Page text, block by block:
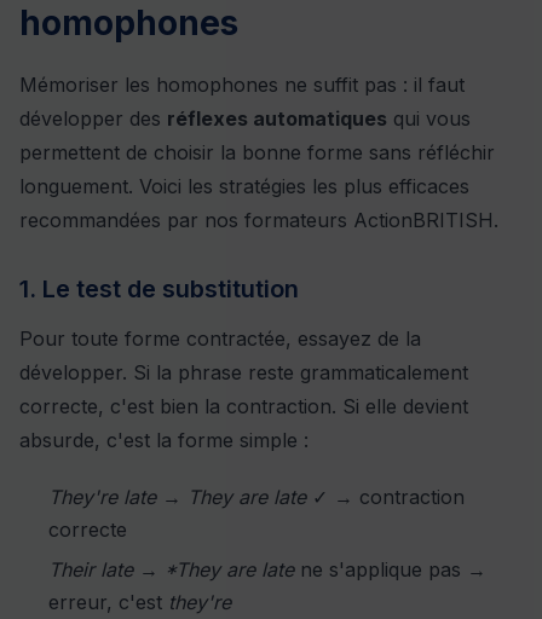
homophones
Mémoriser les homophones ne suffit pas : il faut
développer des réflexes automatiques qui vous
permettent de choisir la bonne forme sans réfléchir
longuement. Voici les stratégies les plus efficaces
recommandées par nos formateurs ActionBRITISH.
1. Le test de substitution
Pour toute forme contractée, essayez de la
développer. Si la phrase reste grammaticalement
correcte, c'est bien la contraction. Si elle devient
absurde, c'est la forme simple :
They're late→ They are late✓ → contraction
correcte
Their late→ *They are latene s'applique pas →
erreur, c'est they're